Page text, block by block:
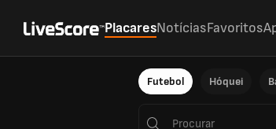
PlacaresNotíciasFavoritos
Futebol Hóquei